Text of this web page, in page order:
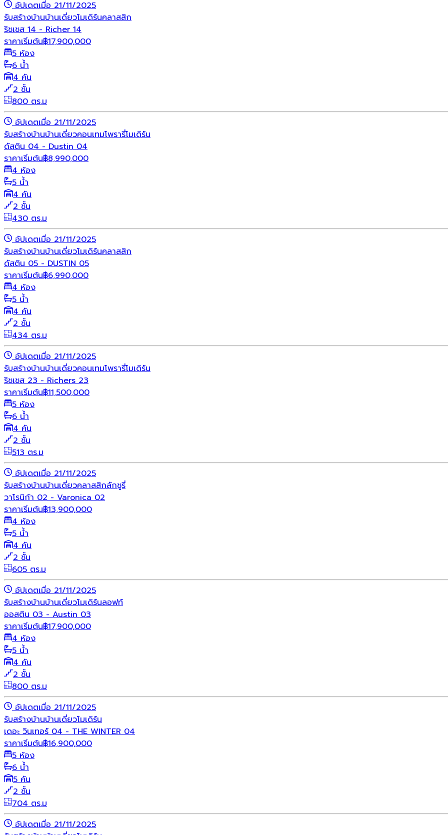
อัปเดตเมื่อ 21/11/2025
รับสร้างบ้านบ้านเดี่ยวโมเดิร์นคลาสสิก
ริชเชส 14 - Richer 14
ราคาเริ่มต้น฿17,900,000
5 ห้อง
6 น้ำ
4 คัน
2 ชั้น
800 ตร.ม
อัปเดตเมื่อ 21/11/2025
รับสร้างบ้านบ้านเดี่ยวคอนเทมโพรารี่โมเดิร์น
ดัสติน 04 - Dustin 04
ราคาเริ่มต้น฿8,990,000
4 ห้อง
5 น้ำ
4 คัน
2 ชั้น
430 ตร.ม
อัปเดตเมื่อ 21/11/2025
รับสร้างบ้านบ้านเดี่ยวโมเดิร์นคลาสสิก
ดัสติน 05 - DUSTIN 05
ราคาเริ่มต้น฿6,990,000
4 ห้อง
5 น้ำ
4 คัน
2 ชั้น
434 ตร.ม
อัปเดตเมื่อ 21/11/2025
รับสร้างบ้านบ้านเดี่ยวคอนเทมโพรารี่โมเดิร์น
ริชเชส 23 - Richers 23
ราคาเริ่มต้น฿11,500,000
5 ห้อง
6 น้ำ
4 คัน
2 ชั้น
513 ตร.ม
อัปเดตเมื่อ 21/11/2025
รับสร้างบ้านบ้านเดี่ยวคลาสสิกลักชูรี่
วาโรนิก้า 02 - Varonica 02
ราคาเริ่มต้น฿13,900,000
4 ห้อง
5 น้ำ
4 คัน
2 ชั้น
605 ตร.ม
อัปเดตเมื่อ 21/11/2025
รับสร้างบ้านบ้านเดี่ยวโมเดิร์นลอฟท์
ออสติน 03 - Austin 03
ราคาเริ่มต้น฿17,900,000
4 ห้อง
5 น้ำ
4 คัน
2 ชั้น
800 ตร.ม
อัปเดตเมื่อ 21/11/2025
รับสร้างบ้านบ้านเดี่ยวโมเดิร์น
เดอะ วินเทอร์ 04 - THE WINTER 04
ราคาเริ่มต้น฿16,900,000
5 ห้อง
6 น้ำ
5 คัน
2 ชั้น
704 ตร.ม
อัปเดตเมื่อ 21/11/2025